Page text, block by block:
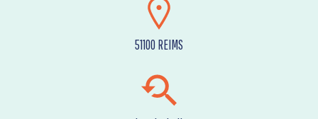
51100 REIMS